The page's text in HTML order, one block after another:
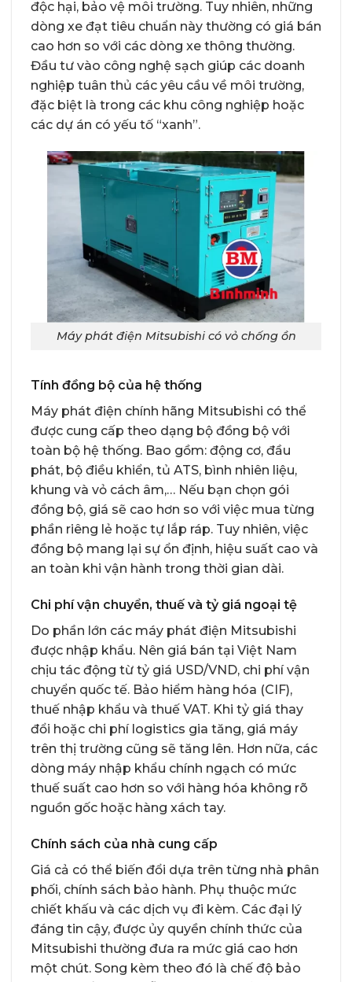
độc hại, bảo vệ môi trường. Tuy nhiên, những
dòng xe đạt tiêu chuẩn này thường có giá bán
cao hơn so với các dòng xe thông thường.
Đầu tư vào công nghệ sạch giúp các doanh
nghiệp tuân thủ các yêu cầu về môi trường,
đặc biệt là trong các khu công nghiệp hoặc
các dự án có yếu tố “xanh”.
Máy phát điện Mitsubishi có vỏ chống ồn
Tính đồng bộ của hệ thống
Máy phát điện chính hãng Mitsubishi có thể
được cung cấp theo dạng bộ đồng bộ với
toàn bộ hệ thống. Bao gồm: động cơ, đầu
phát, bộ điều khiển, tủ ATS, bình nhiên liệu,
khung và vỏ cách âm,… Nếu bạn chọn gói
đồng bộ, giá sẽ cao hơn so với việc mua từng
phần riêng lẻ hoặc tự lắp ráp. Tuy nhiên, việc
đồng bộ mang lại sự ổn định, hiệu suất cao và
an toàn khi vận hành trong thời gian dài.
Chi phí vận chuyển, thuế và tỷ giá ngoại tệ
Do phần lớn các máy phát điện Mitsubishi
được nhập khẩu. Nên giá bán tại Việt Nam
chịu tác động từ tỷ giá USD/VND, chi phí vận
chuyển quốc tế. Bảo hiểm hàng hóa (CIF),
thuế nhập khẩu và thuế VAT. Khi tỷ giá thay
đổi hoặc chi phí logistics gia tăng, giá máy
trên thị trường cũng sẽ tăng lên. Hơn nữa, các
dòng máy nhập khẩu chính ngạch có mức
thuế suất cao hơn so với hàng hóa không rõ
nguồn gốc hoặc hàng xách tay.
Chính sách của nhà cung cấp
Giá cả có thể biến đổi dựa trên từng nhà phân
phối, chính sách bảo hành. Phụ thuộc mức
chiết khấu và các dịch vụ đi kèm. Các đại lý
đáng tin cậy, được ủy quyền chính thức của
Mitsubishi thường đưa ra mức giá cao hơn
một chút. Song kèm theo đó là chế độ bảo